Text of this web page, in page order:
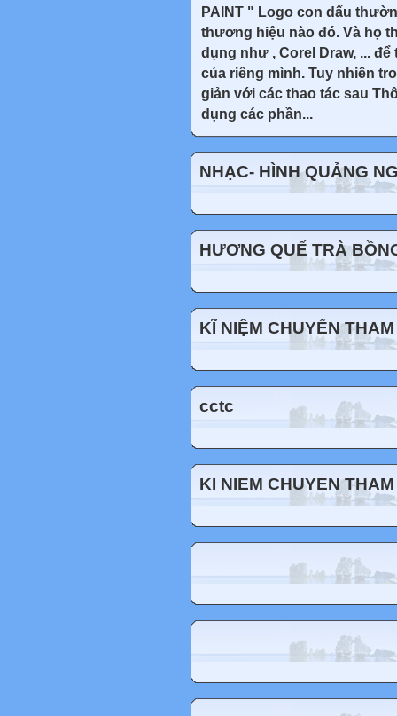
PAINT " Logo con dấu
thương hiệu nào đó. Và họ
dụng như , Corel Draw, ...
của riêng mình. Tuy nhiên
giản với các thao tác sau
dụng các phần...
NHẠC- HÌNH QUẢNG
HƯƠNG QUẾ TRÀ
KĨ NIỆM CHUYẾN
cctc
KI NIEM CHUYEN